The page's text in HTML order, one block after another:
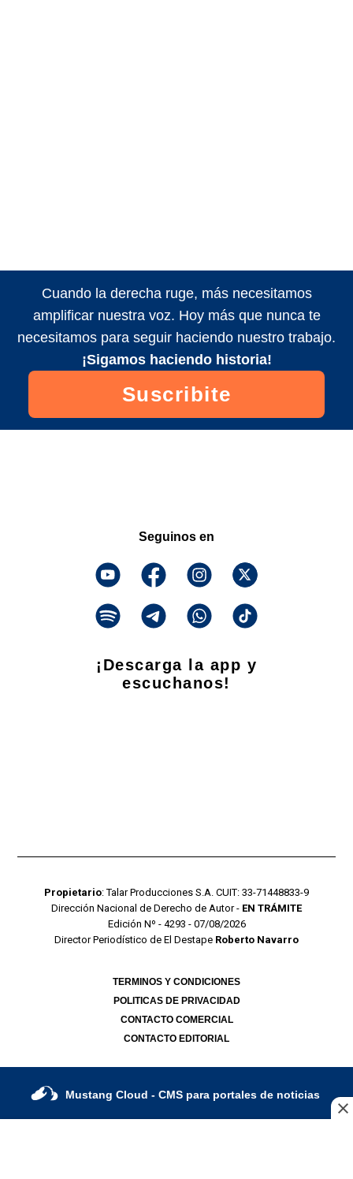
Cuando la derecha ruge, más necesitamos
amplificar nuestra voz. Hoy más que nunca te
necesitamos para seguir haciendo nuestro trabajo.
¡Sigamos haciendo historia!
Suscribite
Seguinos en
¡Descarga la app y
escuchanos!
Propietario: Talar Producciones S.A. CUIT: 33-71448833-9
Dirección Nacional de Derecho de Autor - EN TRÁMITE
Edición Nº - 4293 - 07/08/2026
Director Periodístico de El Destape Roberto Navarro
TERMINOS Y CONDICIONES
POLITICAS DE PRIVACIDAD
CONTACTO COMERCIAL
CONTACTO EDITORIAL
Mustang Cloud - CMS para portales de noticias